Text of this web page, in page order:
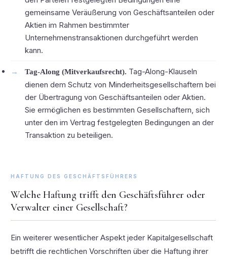
gemeinsame Veräußerung von Geschäftsanteilen oder
Aktien im Rahmen bestimmter
Unternehmenstransaktionen durchgeführt werden
kann.
Tag-Along (Mitverkaufsrecht). Tag-Along-Klauseln
dienen dem Schutz von Minderheitsgesellschaftern bei
der Übertragung von Geschäftsanteilen oder Aktien.
Sie ermöglichen es bestimmten Gesellschaftern, sich
unter den im Vertrag festgelegten Bedingungen an der
Transaktion zu beteiligen.
HAFTUNG DES GESCHÄFTSFÜHRERS
Welche Haftung trifft den Geschäftsführer oder
Verwalter einer Gesellschaft?
Ein weiterer wesentlicher Aspekt jeder Kapitalgesellschaft
betrifft die rechtlichen Vorschriften über die Haftung ihrer